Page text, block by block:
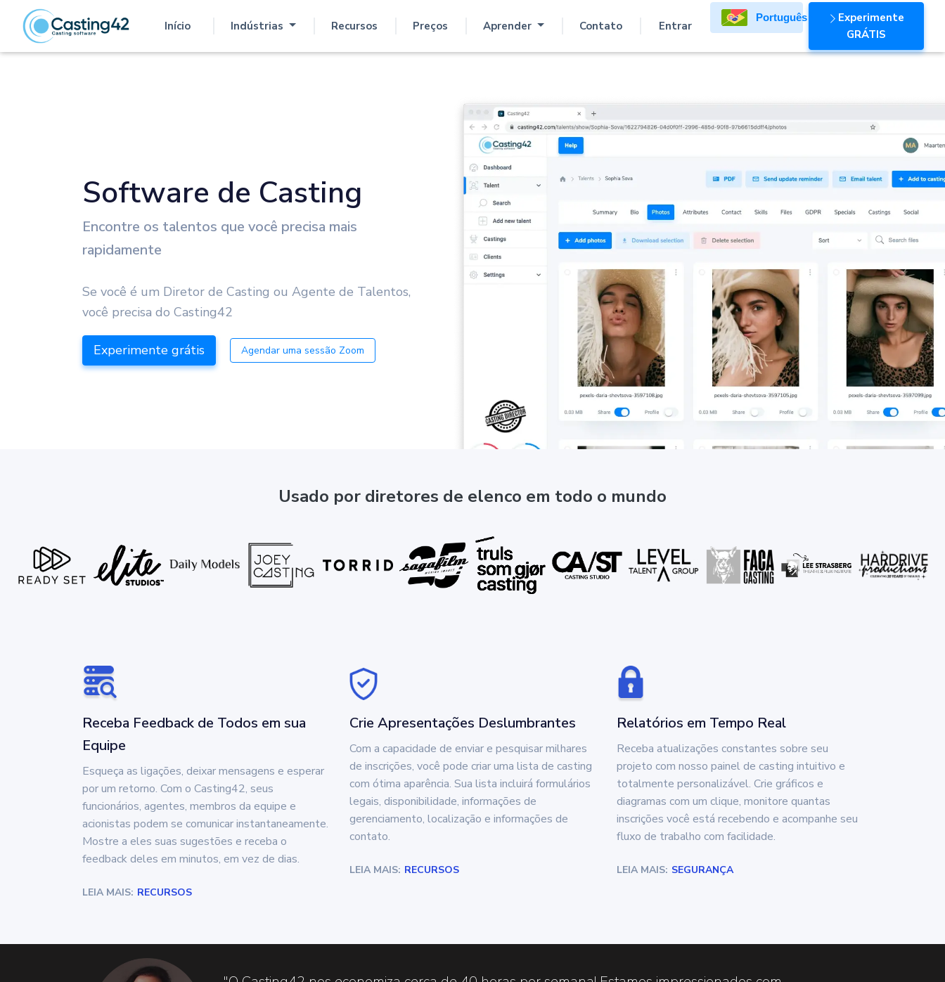
Início
(atual)
Indústrias Recursos Preços Aprender Contato Entrar
Português
Experimente
GRÁTIS
Software de Casting
Encontre os talentos que você precisa mais
rapidamente
Se você é um Diretor de Casting ou Agente de Talentos,
você precisa do Casting42
Experimente grátis Agendar uma sessão Zoom
Usado por diretores de elenco em todo o mundo
Receba Feedback de Todos em sua
Equipe
Esqueça as ligações, deixar mensagens e esperar
por um retorno. Com o Casting42, seus
funcionários, agentes, membros da equipe e
acionistas podem se comunicar instantaneamente.
Mostre a eles suas sugestões e receba o
feedback deles em minutos, em vez de dias.
LEIA MAIS: RECURSOS
Crie Apresentações Deslumbrantes
Com a capacidade de enviar e pesquisar milhares
de inscrições, você pode criar uma lista de casting
com ótima aparência. Sua lista incluirá formulários
legais, disponibilidade, informações de
gerenciamento, localização e informações de
contato.
LEIA MAIS: RECURSOS
Relatórios em Tempo Real
Receba atualizações constantes sobre seu
projeto com nosso painel de casting intuitivo e
totalmente personalizável. Crie gráficos e
diagramas com um clique, monitore quantas
inscrições você está recebendo e acompanhe seu
fluxo de trabalho com facilidade.
LEIA MAIS: SEGURANÇA